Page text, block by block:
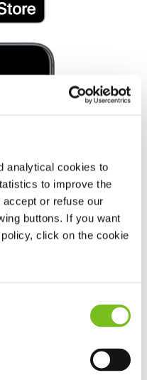
analytical cookies to
to improve the
or refuse our
buttons. If you want
click on the cookie
Fisher &